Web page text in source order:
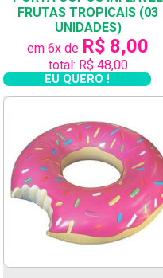
FRUTAS TROPICAIS (03
UNIDADES)
em 6x de R$ 8,00
total: R$ 48,00
EU QUERO !